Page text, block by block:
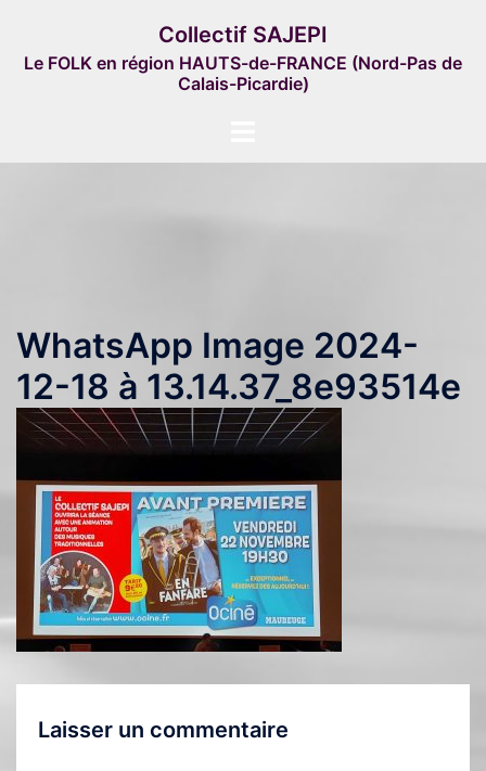
contenu
Collectif SAJEPI
Le FOLK en région HAUTS-de-FRANCE (Nord-Pas de
Calais-Picardie)
WhatsApp Image 2024-
12-18 à 13.14.37_8e93514e
Laisser un commentaire